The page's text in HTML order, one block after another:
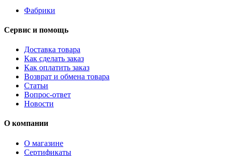
Фабрики
Сервис и помощь
Доставка товара
Как сделать заказ
Как оплатить заказ
Возврат и обмена товара
Статьи
Вопрос-ответ
Новости
О компании
О магазине
Сертификаты